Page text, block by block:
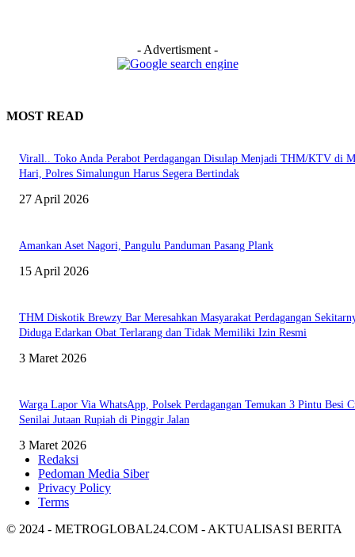
- Advertisment -
MOST READ
Virall.. Toko Anda Perabot Perdagangan Disulap Menjadi THM/KTV di
Hari, Polres Simalungun Harus Segera Bertindak
27 April 2026
Amankan Aset Nagori, Pangulu Panduman Pasang Plank
15 April 2026
THM Diskotik Brewzy Bar Meresahkan Masyarakat Perdagangan
Diduga Edarkan Obat Terlarang dan Tidak Memiliki Izin Resmi
3 Maret 2026
Warga Lapor Via WhatsApp, Polsek Perdagangan Temukan 3 Pintu Besi
Senilai Jutaan Rupiah di Pinggir Jalan
3 Maret 2026
Redaksi
Pedoman Media Siber
Privacy Policy
Terms
© 2024 - METROGLOBAL24.COM - AKTUALISASI BERITA